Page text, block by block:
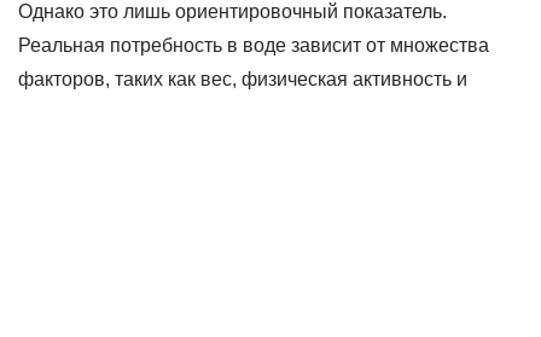
Однако это лишь ориентировочный показатель.
Реальная потребность в воде зависит от множества
факторов, таких как вес, физическая активность и